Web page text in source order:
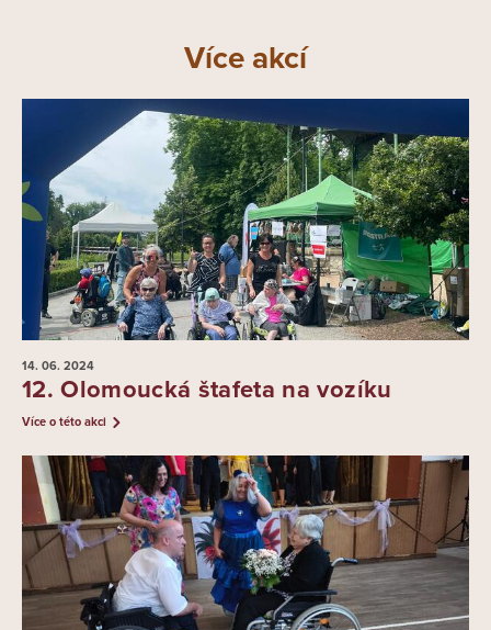
Více akcí
14. 06. 2024
12. Olomoucká štafeta na vozíku
Více o této akci